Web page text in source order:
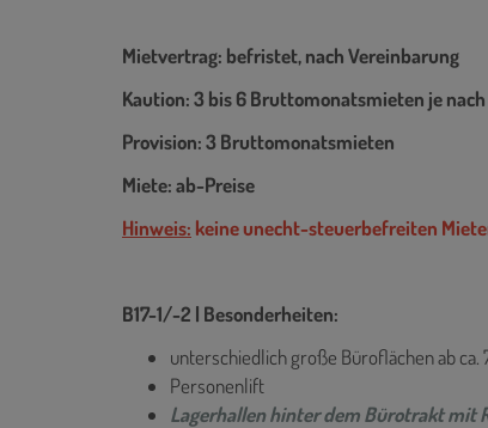
Mietvertrag: befristet, nach Vereinbarung
Kaution: 3 bis 6 Bruttomonatsmieten je
Provision: 3 Bruttomonatsmieten
Miete: ab-Preise
Hinweis: keine unecht-steuerbefreiten
B17-1/-2 | Besonderheiten:
unterschiedlich große Büroflächen ab ca.
Personenlift
Lagerhallen hinter dem Bürotrakt mit